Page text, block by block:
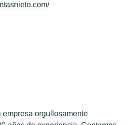
empresa orgullosamente